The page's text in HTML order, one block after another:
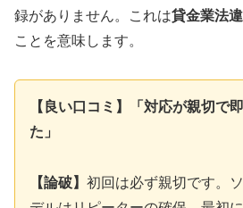
録がありません。これは貸金業法
ことを意味します。
【良い口コミ】「対応が親切で
た」
【論破】 初回は必ず親切です。